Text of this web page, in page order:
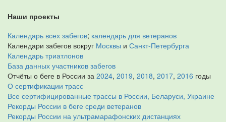
Наши проекты
Календарь всех забегов; календарь для ветеранов
Календари забегов вокруг Москвы и Санкт-Петербурга
Календарь триатлонов
База данных участников забегов
Отчёты о беге в России за 2024, 2019, 2018, 2017, 2016 годы
О сертификации трасс
Все сертифицированные трассы в России, Беларуси, Украине
Рекорды России в беге среди ветеранов
Рекорды России на ультрамарафонских дистанциях